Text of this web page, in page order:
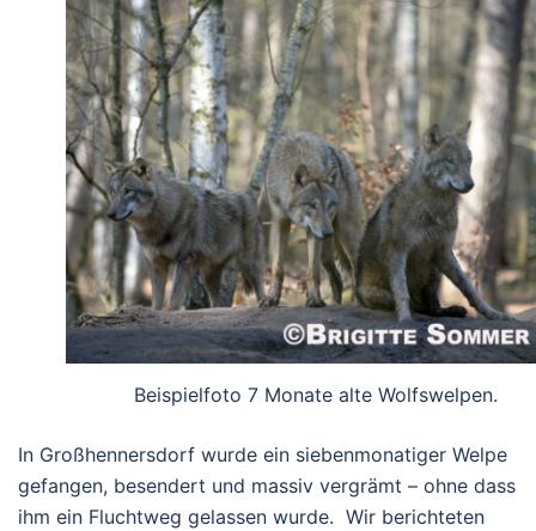
Beispielfoto 7 Monate alte Wolfswelpen.
In Großhennersdorf wurde ein siebenmonatiger Welpe
gefangen, besendert und massiv vergrämt – ohne dass
ihm ein Fluchtweg gelassen wurde. Wir berichteten